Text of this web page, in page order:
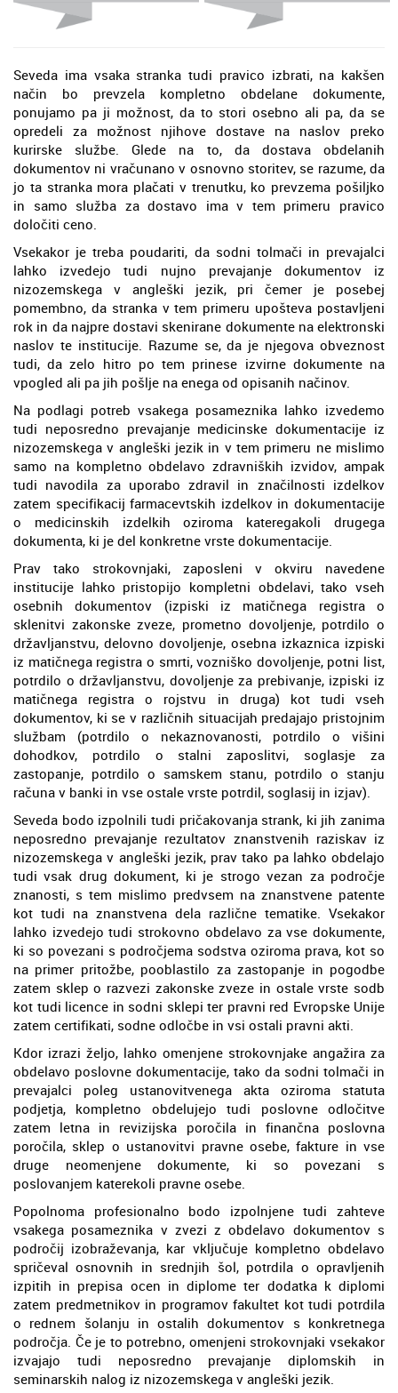
Seveda ima vsaka stranka tudi pravico izbrati, na kakšen
način bo prevzela kompletno obdelane dokumente,
ponujamo pa ji možnost, da to stori osebno ali pa, da se
opredeli za možnost njihove dostave na naslov preko
kurirske službe. Glede na to, da dostava obdelanih
dokumentov ni vračunano v osnovno storitev, se razume, da
jo ta stranka mora plačati v trenutku, ko prevzema pošiljko
in samo služba za dostavo ima v tem primeru pravico
določiti ceno.
Vsekakor je treba poudariti, da sodni tolmači in prevajalci
lahko izvedejo tudi nujno prevajanje dokumentov iz
nizozemskega v angleški jezik, pri čemer je posebej
pomembno, da stranka v tem primeru upošteva postavljeni
rok in da najpre dostavi skenirane dokumente na elektronski
naslov te institucije. Razume se, da je njegova obveznost
tudi, da zelo hitro po tem prinese izvirne dokumente na
vpogled ali pa jih pošlje na enega od opisanih načinov.
Na podlagi potreb vsakega posameznika lahko izvedemo
tudi neposredno prevajanje medicinske dokumentacije iz
nizozemskega v angleški jezik in v tem primeru ne mislimo
samo na kompletno obdelavo zdravniških izvidov, ampak
tudi navodila za uporabo zdravil in značilnosti izdelkov
zatem specifikacij farmacevtskih izdelkov in dokumentacije
o medicinskih izdelkih oziroma kateregakoli drugega
dokumenta, ki je del konkretne vrste dokumentacije.
Prav tako strokovnjaki, zaposleni v okviru navedene
institucije lahko pristopijo kompletni obdelavi, tako vseh
osebnih dokumentov (izpiski iz matičnega registra o
sklenitvi zakonske zveze, prometno dovoljenje, potrdilo o
državljanstvu, delovno dovoljenje, osebna izkaznica izpiski
iz matičnega registra o smrti, vozniško dovoljenje, potni list,
potrdilo o državljanstvu, dovoljenje za prebivanje, izpiski iz
matičnega registra o rojstvu in druga) kot tudi vseh
dokumentov, ki se v različnih situacijah predajajo pristojnim
službam (potrdilo o nekaznovanosti, potrdilo o višini
dohodkov, potrdilo o stalni zaposlitvi, soglasje za
zastopanje, potrdilo o samskem stanu, potrdilo o stanju
računa v banki in vse ostale vrste potrdil, soglasij in izjav).
Seveda bodo izpolnili tudi pričakovanja strank, ki jih zanima
neposredno prevajanje rezultatov znanstvenih raziskav iz
nizozemskega v angleški jezik, prav tako pa lahko obdelajo
tudi vsak drug dokument, ki je strogo vezan za področje
znanosti, s tem mislimo predvsem na znanstvene patente
kot tudi na znanstvena dela različne tematike. Vsekakor
lahko izvedejo tudi strokovno obdelavo za vse dokumente,
ki so povezani s področjema sodstva oziroma prava, kot so
na primer pritožbe, pooblastilo za zastopanje in pogodbe
zatem sklep o razvezi zakonske zveze in ostale vrste sodb
kot tudi licence in sodni sklepi ter pravni red Evropske Unije
zatem certifikati, sodne odločbe in vsi ostali pravni akti.
Kdor izrazi željo, lahko omenjene strokovnjake angažira za
obdelavo poslovne dokumentacije, tako da sodni tolmači in
prevajalci poleg ustanovitvenega akta oziroma statuta
podjetja, kompletno obdelujejo tudi poslovne odločitve
zatem letna in revizijska poročila in finančna poslovna
poročila, sklep o ustanovitvi pravne osebe, fakture in vse
druge neomenjene dokumente, ki so povezani s
poslovanjem katerekoli pravne osebe.
Popolnoma profesionalno bodo izpolnjene tudi zahteve
vsakega posameznika v zvezi z obdelavo dokumentov s
področij izobraževanja, kar vključuje kompletno obdelavo
spričeval osnovnih in srednjih šol, potrdila o opravljenih
izpitih in prepisa ocen in diplome ter dodatka k diplomi
zatem predmetnikov in programov fakultet kot tudi potrdila
o rednem šolanju in ostalih dokumentov s konkretnega
področja. Če je to potrebno, omenjeni strokovnjaki vsekakor
izvajajo tudi neposredno prevajanje diplomskih in
seminarskih nalog iz nizozemskega v angleški jezik.